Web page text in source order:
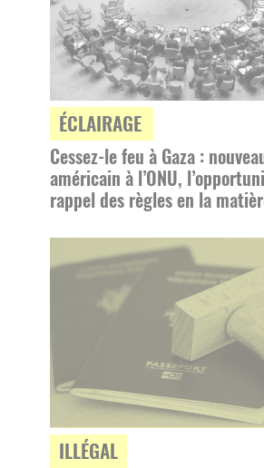
ÉCLAIRAGE
Cessez-le feu à Gaza :
américain à l’ONU,
rappel des règles en la
ILLÉGAL